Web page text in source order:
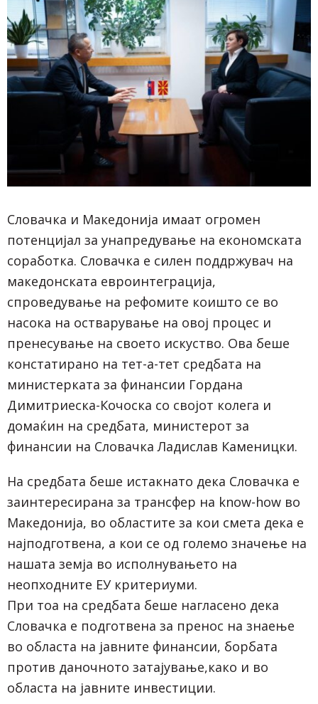
Словачка и Македонија имаат огромен
потенцијал за унапредување на економската
соработка. Словачка е силен поддржувач на
македонската евроинтеграција,
спроведување на рефомите коишто се во
насока на остварување на овој процес и
пренесување на своето искуство. Ова беше
констатирано на тет-а-тет средбата на
министерката за финансии Гордана
Димитриеска-Кочоска со својот колега и
домаќин на средбата, министерот за
финансии на Словачка Ладислав Каменицки.
На средбата беше истакнато дека Словачка е
заинтересирана за трансфер на know-how во
Mакедонија, во областите за кои смета дека е
најподготвена, а кои се од големо значење на
нашата земја во исполнувањето на
неопходните ЕУ критериуми.
При тоа на средбата беше нагласено дека
Словачка е подготвена за пренос на знаење
во областа на јавните финансии, борбата
против даночното затајување,како и во
областа на јавните инвестиции.